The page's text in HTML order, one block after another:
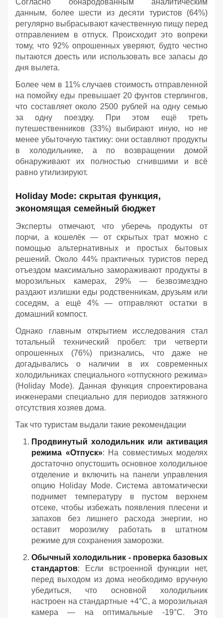
Согласно обнародованным аналитическим
данным, более шести из десяти туристов (64%)
регулярно выбрасывают качественную пищу перед
отправлением в отпуск. Происходит это вопреки
тому, что 92% опрошенных уверяют, будто честно
пытаются доесть или использовать все запасы до
дня вылета.
Более чем в 11% случаев стоимость отправленной
на помойку еды превышает 20 фунтов стерлингов,
что составляет около 2500 рублей на одну семью
за одну поездку. При этом ещё треть
путешественников (33%) выбирают иную, но не
менее убыточную тактику: они оставляют продукты
в холодильнике, а по возвращении домой
обнаруживают их полностью сгнившими и всё
равно утилизируют.
Holiday Mode: скрытая функция,
экономящая семейный бюджет
Эксперты отмечают, что уберечь продукты от
порчи, а кошелёк — от скрытых трат можно с
помощью альтернативных и простых бытовых
решений. Около 44% практичных туристов перед
отъездом максимально замораживают продукты в
морозильных камерах, 29% — безвозмездно
раздают излишки еды родственникам, друзьям или
соседям, а ещё 4% — отправляют остатки в
домашний компост.
Однако главным открытием исследования стал
тотальный технический пробел: три четверти
опрошенных (76%) признались, что даже не
догадывались о наличии в их современных
холодильниках специального «отпускного режима»
(Holiday Mode). Данная функция спроектирована
инженерами специально для периодов затяжного
отсутствия хозяев дома.
Так что туристам выдали такие рекомендации
Продвинутый холодильник или активация
режима «Отпуск»: На совместимых моделях
достаточно опустошить основное холодильное
отделение и включить на панели управления
опцию Holiday Mode. Система автоматически
поднимет температуру в пустом верхнем
отсеке, чтобы избежать появления плесени и
запахов без лишнего расхода энергии, но
оставит морозилку работать в штатном
режиме для сохранения заморозки.
Обычный холодильник - проверка базовых
стандартов: Если встроенной функции нет,
перед выходом из дома необходимо вручную
убедиться, что основной холодильник
настроен на стандартные +4°C, а морозильная
камера — на оптимальные -19°C. Это